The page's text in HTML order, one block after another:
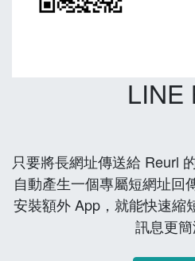
LINE
只要將長網址傳送給 Reurl
自動產生一個專屬短網址回
安裝額外 App，就能快速縮
訊息更簡